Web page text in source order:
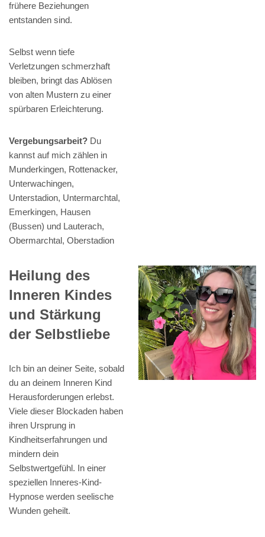
frühere Beziehungen
entstanden sind.
Selbst wenn tiefe
Verletzungen schmerzhaft
bleiben, bringt das Ablösen
von alten Mustern zu einer
spürbaren Erleichterung.
Vergebungsarbeit? Du
kannst auf mich zählen in
Munderkingen, Rottenacker,
Unterwachingen,
Unterstadion, Untermarchtal,
Emerkingen, Hausen
(Bussen) und Lauterach,
Obermarchtal, Oberstadion
Heilung des
Inneren Kindes
und Stärkung
der Selbstliebe
Ich bin an deiner Seite, sobald
du an deinem Inneren Kind
Herausforderungen erlebst.
Viele dieser Blockaden haben
ihren Ursprung in
Kindheitserfahrungen und
mindern dein
Selbstwertgefühl. In einer
speziellen Inneres-Kind-
Hypnose werden seelische
Wunden geheilt.